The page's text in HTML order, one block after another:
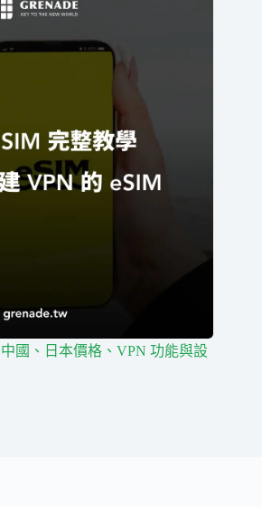
中國、日本價格、VPN 功能與設